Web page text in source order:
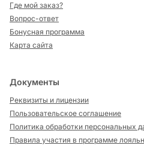
Где мой заказ?
Вопрос-ответ
Бонусная программа
Карта сайта
Документы
Реквизиты и лицензии
Пользовательское соглашение
Политика обработки персональных
Правила участия в программе